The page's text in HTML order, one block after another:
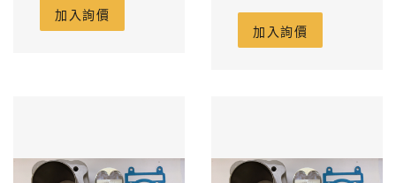
加入詢價
體80m/m裙部
32m/m含凸頂鍛造
加入詢價